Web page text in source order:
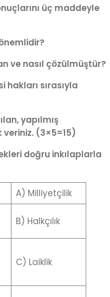
üç maddeyle
ve nasıl çözülmüştür?
hakları sırasıyla
yapılmış
(3×5=15)
doğru inkılaplarla
A) Milliyetçilik
B) Halkçılık
C) Laiklik